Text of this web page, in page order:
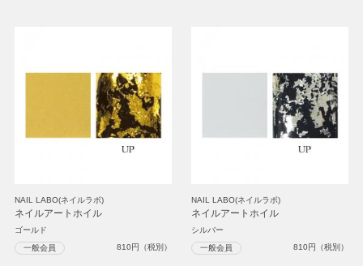
NAIL LABO(ネイルラボ)
ネイルアートホイル
ゴールド
一般会員 810円（税別）
NAIL LABO(ネイルラボ)
ネイルアートホイル
シルバー
一般会員 810円（税別）